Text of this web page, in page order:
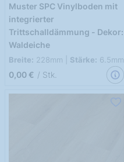
Muster SPC Vinylboden mit
integrierter
Trittschalldämmung - Dekor:
Waldeiche
Breite: 228mm | Stärke: 6.5mm
0,00 € / Stk.